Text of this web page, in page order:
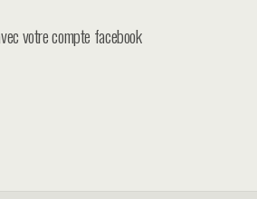
votre compte facebook